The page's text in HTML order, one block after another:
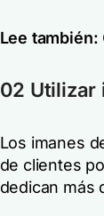
Lee también:
02 Utilizar
Los imanes
de clientes
dedican más